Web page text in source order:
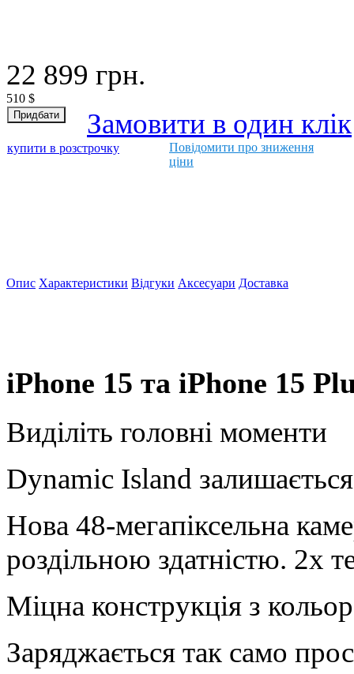
22 899 грн.
510 $
Замовити в один клік
купити в розстрочку
Повідомити про зниження
ціни
Опис Характеристики Відгуки Аксесуари Доставка
iPhone 15 та iPhone 15
Виділіть головні моменти
Dynamic Island
Нова 48-мегапіксельна
роздільною здатністю. 2х
Міцна конструкція з
Заряджається так само